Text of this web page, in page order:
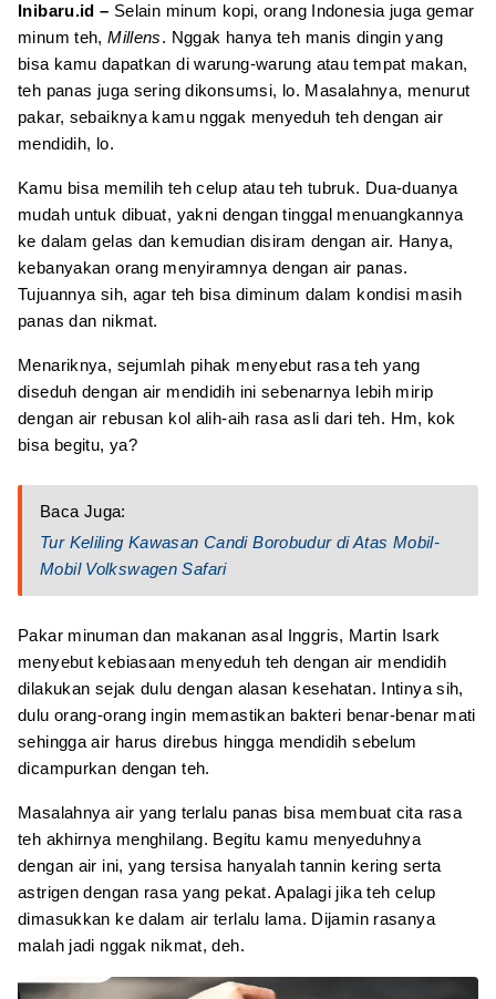
Inibaru.id – Selain minum kopi, orang Indonesia juga gemar
minum teh,Millens. Nggak hanya teh manis dingin yang
bisa kamu dapatkan di warung-warung atau tempat makan,
teh panas juga sering dikonsumsi, lo. Masalahnya, menurut
pakar, sebaiknya kamu nggak menyeduh teh dengan air
mendidih, lo.
Kamu bisa memilih teh celup atau teh tubruk. Dua-duanya
mudah untuk dibuat, yakni dengan tinggal menuangkannya
ke dalam gelas dan kemudian disiram dengan air. Hanya,
kebanyakan orang menyiramnya dengan air panas.
Tujuannya sih, agar teh bisa diminum dalam kondisi masih
panas dan nikmat.
Menariknya, sejumlah pihak menyebut rasa teh yang
diseduh dengan air mendidih ini sebenarnya lebih mirip
dengan air rebusan kol alih-aih rasa asli dari teh. Hm, kok
bisa begitu, ya?
Baca Juga:
Tur Keliling Kawasan Candi Borobudur di Atas Mobil-
Mobil Volkswagen Safari
Pakar minuman dan makanan asal Inggris, Martin Isark
menyebut kebiasaan menyeduh teh dengan air mendidih
dilakukan sejak dulu dengan alasan kesehatan. Intinya sih,
dulu orang-orang ingin memastikan bakteri benar-benar mati
sehingga air harus direbus hingga mendidih sebelum
dicampurkan dengan teh.
Masalahnya air yang terlalu panas bisa membuat cita rasa
teh akhirnya menghilang. Begitu kamu menyeduhnya
dengan air ini, yang tersisa hanyalah tannin kering serta
astrigen dengan rasa yang pekat. Apalagi jika teh celup
dimasukkan ke dalam air terlalu lama. Dijamin rasanya
malah jadi nggak nikmat, deh.